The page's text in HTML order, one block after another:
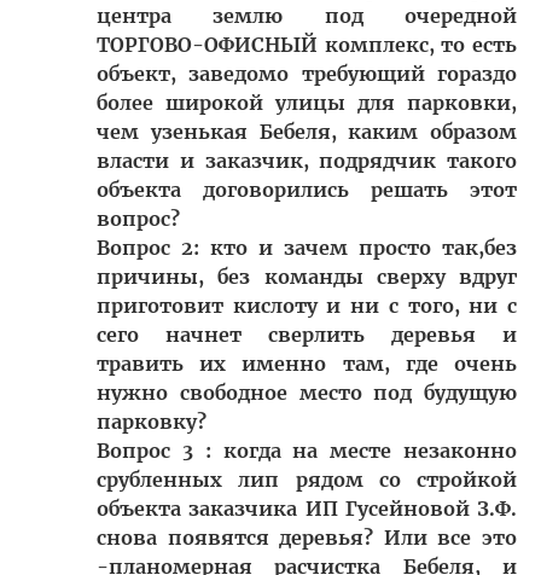
центра землю под очередной
ТОРГОВО-ОФИСНЫЙ комплекс, то есть
объект, заведомо требующий гораздо
более широкой улицы для парковки,
чем узенькая Бебеля, каким образом
власти и заказчик, подрядчик такого
объекта договорились решать этот
вопрос?
Вопрос 2: кто и зачем просто так,без
причины, без команды сверху вдруг
приготовит кислоту и ни с того, ни с
сего начнет сверлить деревья и
травить их именно там, где очень
нужно свободное место под будущую
парковку?
Вопрос 3 : когда на месте незаконно
срубленных лип рядом со стройкой
объекта заказчика ИП Гусейновой З.Ф.
снова появятся деревья? Или все это
-планомерная расчистка Бебеля, и